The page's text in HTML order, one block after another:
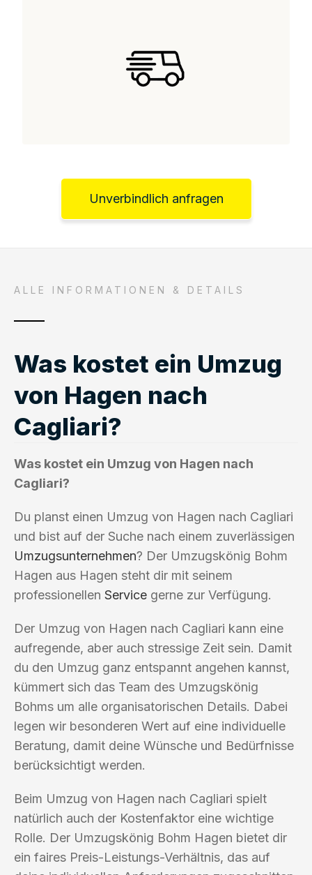
Unverbindlich anfragen
ALLE INFORMATIONEN & DETAILS
Was kostet ein Umzug
von Hagen nach
Cagliari?
Was kostet ein Umzug von Hagen nach
Cagliari?
Du planst einen Umzug von Hagen nach Cagliari
und bist auf der Suche nach einem zuverlässigen
Umzugsunternehmen? Der Umzugskönig Bohm
Hagen aus Hagen steht dir mit seinem
professionellen Service gerne zur Verfügung.
Der Umzug von Hagen nach Cagliari kann eine
aufregende, aber auch stressige Zeit sein. Damit
du den Umzug ganz entspannt angehen kannst,
kümmert sich das Team des Umzugskönig
Bohms um alle organisatorischen Details. Dabei
legen wir besonderen Wert auf eine individuelle
Beratung, damit deine Wünsche und Bedürfnisse
berücksichtigt werden.
Beim Umzug von Hagen nach Cagliari spielt
natürlich auch der Kostenfaktor eine wichtige
Rolle. Der Umzugskönig Bohm Hagen bietet dir
ein faires Preis-Leistungs-Verhältnis, das auf